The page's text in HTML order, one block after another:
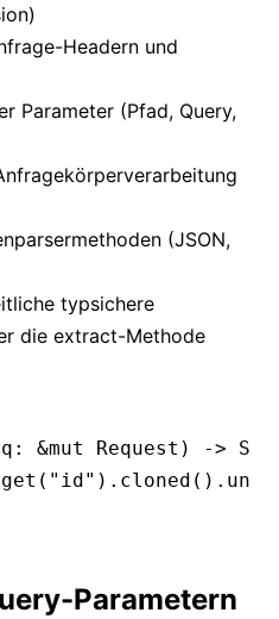
Headern und
Parameter (Pfad, Query,
(JSON,
typsichere
die extract-Methode
: &mut Request ) ->
get ( "id" ) . cloned () .
Parametern